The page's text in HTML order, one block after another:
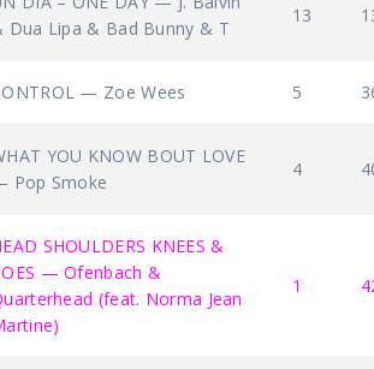
Dua Lipa & Bad Bunny & T
13
— Zoe Wees 5
YOU KNOW BOUT LOVE
Pop Smoke
4
SHOULDERS KNEES &
— Ofenbach &
(feat. Norma Jean
1